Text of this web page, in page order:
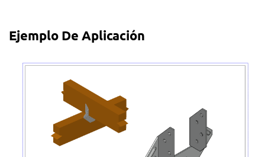
Ejemplo De Aplicación